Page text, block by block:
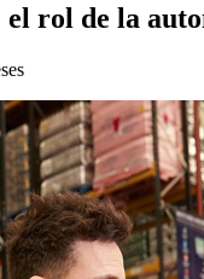
rol de la